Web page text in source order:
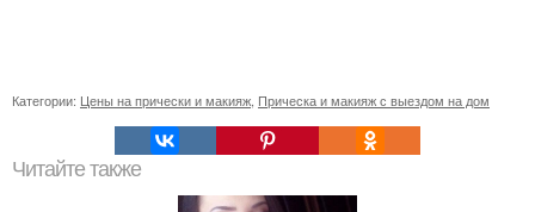
Категории: Цены на прически и макияж Прическа и макияж с выездом на дом
Читайте также